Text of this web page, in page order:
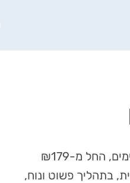
בתהליך פשוט ונוח,